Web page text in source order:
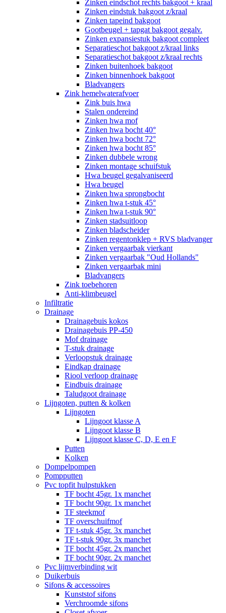
Zinken eindschot rechts bakgoot + kraal
Zinken eindstuk bakgoot z/kraal
Zinken tapeind bakgoot
Gootbeugel + tapgat bakgoot gegalv.
Zinken expansiestuk bakgoot compleet
Separatieschot bakgoot z/kraal links
Separatieschot bakgoot z/kraal rechts
Zinken buitenhoek bakgoot
Zinken binnenhoek bakgoot
Bladvangers
Zink hemelwaterafvoer
Zink buis hwa
Stalen ondereind
Zinken hwa mof
Zinken hwa bocht 40°
Zinken hwa bocht 72°
Zinken hwa bocht 85°
Zinken dubbele wrong
Zinken montage schuifstuk
Hwa beugel gegalvaniseerd
Hwa beugel
Zinken hwa sprongbocht
Zinken hwa t-stuk 45°
Zinken hwa t-stuk 90°
Zinken stadsuitloop
Zinken bladscheider
Zinken regentonklep + RVS bladvanger
Zinken vergaarbak vierkant
Zinken vergaarbak "Oud Hollands"
Zinken vergaarbak mini
Bladvangers
Zink toebehoren
Anti-klimbeugel
Infiltratie
Drainage
Drainagebuis kokos
Drainagebuis PP-450
Mof drainage
T-stuk drainage
Verloopstuk drainage
Eindkap drainage
Riool verloop drainage
Eindbuis drainage
Taludgoot drainage
Lijngoten, putten & kolken
Lijngoten
Lijngoot klasse A
Lijngoot klasse B
Lijngoot klasse C, D, E en F
Putten
Kolken
Dompelpompen
Pompputten
Pvc topfit hulpstukken
TF bocht 45gr. 1x manchet
TF bocht 90gr. 1x manchet
TF steekmof
TF overschuifmof
TF t-stuk 45gr. 3x manchet
TF t-stuk 90gr. 3x manchet
TF bocht 45gr. 2x manchet
TF bocht 90gr. 2x manchet
Pvc lijmverbinding wit
Duikerbuis
Sifons & accessoires
Kunststof sifons
Verchroomde sifons